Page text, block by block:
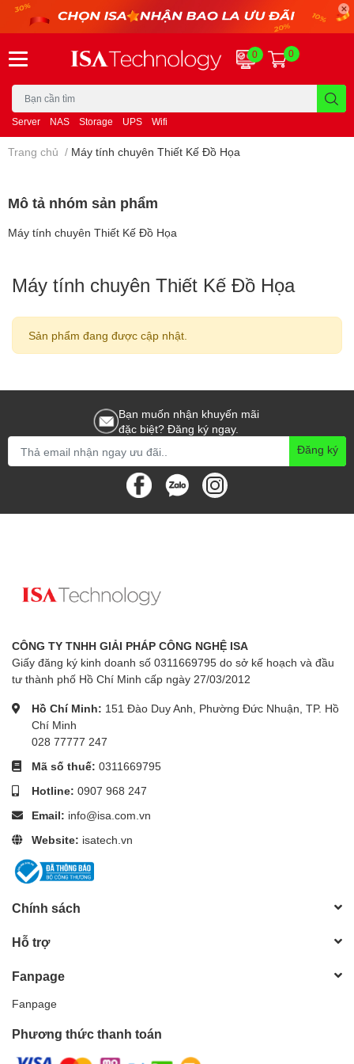
Server NAS Storage UPS Wifi
0 0
Trang chủ / Máy tính chuyên Thiết Kế Đồ Họa
Mô tả nhóm sản phẩm
Máy tính chuyên Thiết Kế Đồ Họa
Máy tính chuyên Thiết Kế Đồ Họa
Sản phẩm đang được cập nhật.
Bạn muốn nhận khuyến mãi
đặc biệt? Đăng ký ngay.
Đăng ký
CÔNG TY TNHH GIẢI PHÁP CÔNG NGHỆ ISA
Giấy đăng ký kinh doanh số 0311669795 do sở kế hoạch và đầu
tư thành phố Hồ Chí Minh cấp ngày 27/03/2012
Hồ Chí Minh: 151 Đào Duy Anh, Phường Đức Nhuận, TP. Hồ
Chí Minh
028 77777 247
Mã số thuế: 0311669795
Hotline: 0907 968 247
Email: info@isa.com.vn
Website: isatech.vn
Chính sách
Hỗ trợ
Fanpage
Fanpage
Phương thức thanh toán